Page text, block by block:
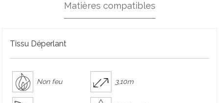
Matières compatibles
Tissu Déperlant
Non feu 3,10m